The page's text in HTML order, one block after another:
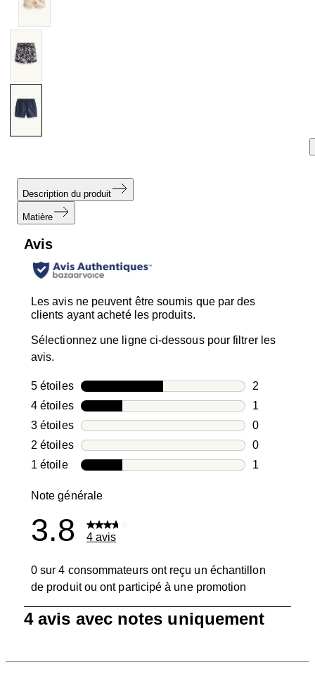
Description du produit
Matière
Avis
Les avis ne peuvent être soumis que par des
clients ayant acheté les produits.
Sélectionnez une ligne ci-dessous pour filtrer les
avis.
5 étoilesétoiles
2
2 avis avec
4 étoilesétoiles
1
1 avis avec
3 étoilesétoiles
0
0 avis avec
2 étoilesétoiles
0
0 avis avec
1 étoileétoiles
1
Note générale
3.8 4 avis
0 sur 4 consommateurs ont reçu un échantillon
de produit ou ont participé à une promotion
sur
4 avis avec notes uniquement